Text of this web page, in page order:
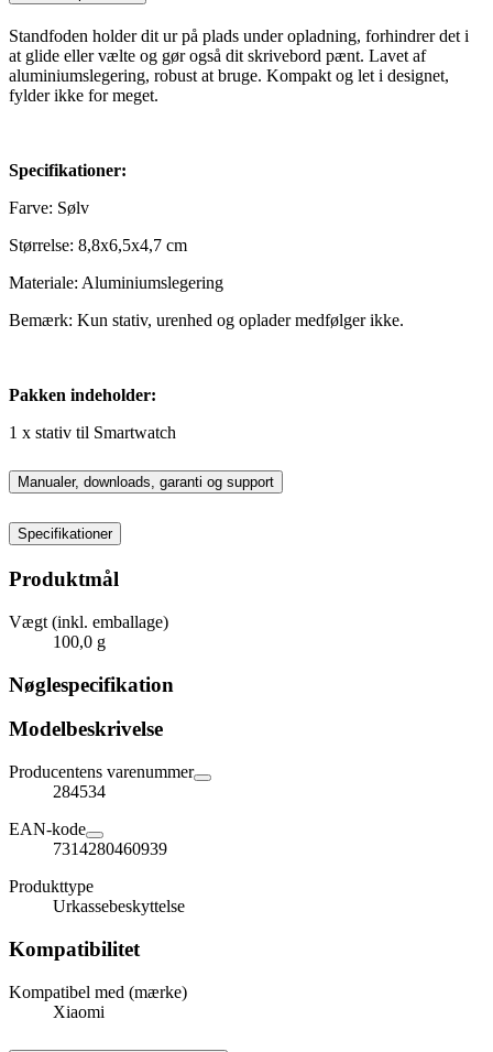
Standfoden holder dit ur på plads under opladning, forhindrer det i
at glide eller vælte og gør også dit skrivebord pænt. Lavet af
aluminiumslegering, robust at bruge. Kompakt og let i designet,
fylder ikke for meget.
Specifikationer:
Farve: Sølv
Størrelse: 8,8x6,5x4,7 cm
Materiale: Aluminiumslegering
Bemærk: Kun stativ, urenhed og oplader medfølger ikke.
Pakken indeholder:
1 x stativ til Smartwatch
Manualer, downloads, garanti og support
Specifikationer
Produktmål
Vægt (inkl. emballage)
100,0 g
Nøglespecifikation
Modelbeskrivelse
Producentens varenummer
284534
EAN-kode
7314280460939
Produkttype
Urkassebeskyttelse
Kompatibilitet
Kompatibel med (mærke)
Xiaomi